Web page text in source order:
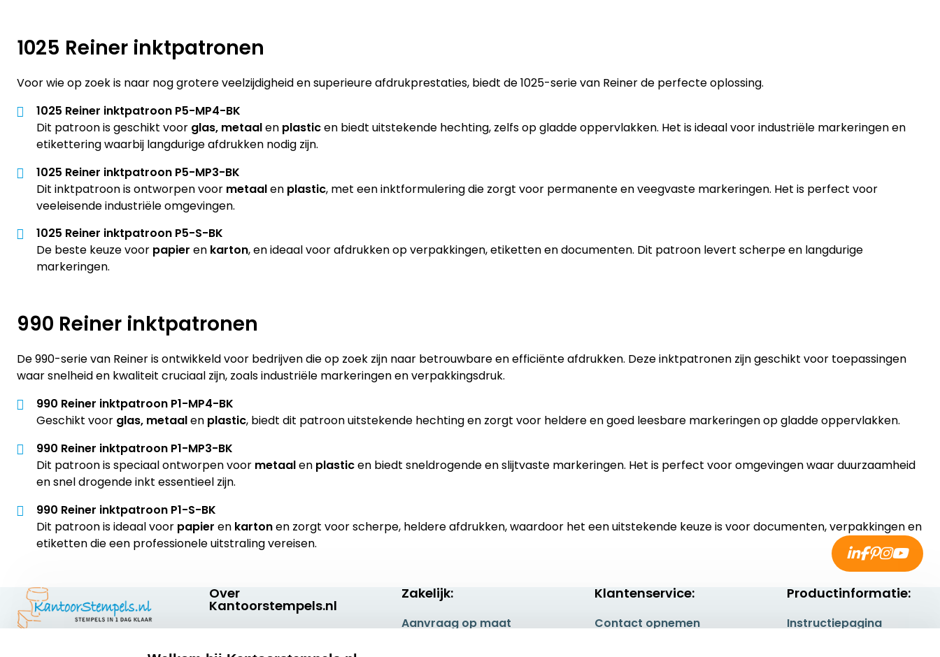
1025 Reiner inktpatronen
Voor wie op zoek is naar nog grotere veelzijdigheid en superieure afdrukprestaties, biedt de 1025-serie van Reiner de perfecte oplossing.
1025 Reiner inktpatroon P5-MP4-BK
Dit patroon is geschikt voor glas, metaalen plasticen biedt uitstekende hechting, zelfs op gladde oppervlakken. Het is ideaal voor industriële markeringen en
etikettering waarbij langdurige afdrukken nodig zijn.
1025 Reiner inktpatroon P5-MP3-BK
Dit inktpatroon is ontworpen voor metaalen plastic, met een inktformulering die zorgt voor permanente en veegvaste markeringen. Het is perfect voor
veeleisende industriële omgevingen.
1025 Reiner inktpatroon P5-S-BK
De beste keuze voor papier en karton, en ideaal voor afdrukken op verpakkingen, etiketten en documenten. Dit patroon levert scherpe en langdurige
markeringen.
990 Reiner inktpatronen
De 990-serie van Reiner is ontwikkeld voor bedrijven die op zoek zijn naar betrouwbare en efficiënte afdrukken. Deze inktpatronen zijn geschikt voor toepassingen
waar snelheid en kwaliteit cruciaal zijn, zoals industriële markeringen en verpakkingsdruk.
990 Reiner inktpatroon P1-MP4-BK
Geschikt voor glas, metaalen plastic, biedt dit patroon uitstekende hechting en zorgt voor heldere en goed leesbare markeringen op gladde oppervlakken.
990 Reiner inktpatroon P1-MP3-BK
Dit patroon is speciaal ontworpen voor metaalen plasticen biedt sneldrogende en slijtvaste markeringen. Het is perfect voor omgevingen waar duurzaamheid
en snel drogende inkt essentieel zijn.
990 Reiner inktpatroon P1-S-BK
Dit patroon is ideaal voor papier en kartonen zorgt voor scherpe, heldere afdrukken, waardoor het een uitstekende keuze is voor documenten, verpakkingen en
etiketten die een professionele uitstraling vereisen.
Over
Kantoorstempels.nl
Zakelijk:
Aanvraag op maat
Klantenservice:
Contact opnemen
Productinformatie:
Instructiepagina